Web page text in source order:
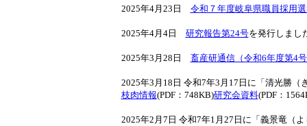
2025年4月23日 令和７年度岐阜県職員採用
2025年4月4日 研究報告第24号を発行しまし
2025年3月28日 畜産研通信（令和6年度第4
2025年3月18日 令和7年3月17日に「清光勝
枝肉情報(PDF：748KB)研究会資料(PDF：
2025年2月7日 令和7年1月27日に「義景竜（